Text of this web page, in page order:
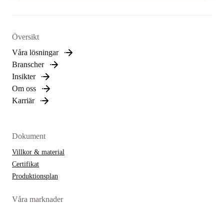
Översikt
Våra lösningar
Branscher
Insikter
Om oss
Karriär
Dokument
Villkor & material
Certifikat
Produktionsplan
Våra marknader